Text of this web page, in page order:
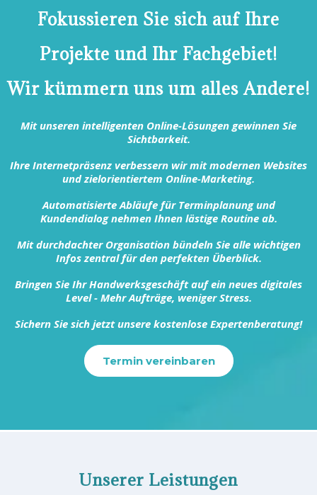
Fokussieren Sie sich auf Ihre
Projekte und Ihr Fachgebiet!
Wir kümmern uns um alles Andere!
Mit unseren intelligenten Online-Lösungen gewinnen Sie
Sichtbarkeit.
Ihre Internetpräsenz verbessern wir mit modernen Websites
und zielorientiertem Online-Marketing.
Automatisierte Abläufe für Terminplanung und
Kundendialog nehmen Ihnen lästige Routine ab.
Mit durchdachter Organisation bündeln Sie alle wichtigen
Infos zentral für den perfekten Überblick.
Bringen Sie Ihr Handwerksgeschäft auf ein neues digitales
Level - Mehr Aufträge, weniger Stress.
Sichern Sie sich jetzt unsere kostenlose Expertenberatung!
Termin vereinbaren
Unserer Leistungen